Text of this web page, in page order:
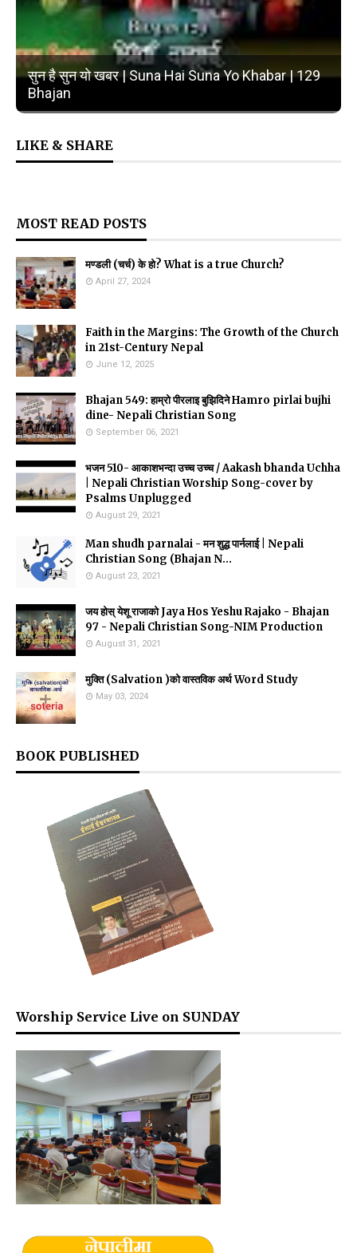
सुन है सुन यो खबर | Suna Hai Suna Yo Khabar | 129
Bhajan
LIKE & SHARE
MOST READ POSTS
मण्डली (चर्च) के हो? What is a true Church?
April 27, 2024
Faith in the Margins: The Growth of the Church
in 21st-Century Nepal
June 12, 2025
Bhajan 549: हाम्रो पीरलाइ बुझिदिने Hamro pirlai bujhi
dine- Nepali Christian Song
September 06, 2021
भजन 510- आकाशभन्दा उच्च उच्च / Aakash bhanda Uchha
| Nepali Christian Worship Song-cover by
Psalms Unplugged
August 29, 2021
Man shudh parnalai - मन शुद्ध पार्नलाई | Nepali
Christian Song (Bhajan N...
August 23, 2021
जय होस् येशू राजाको Jaya Hos Yeshu Rajako - Bhajan
97 - Nepali Christian Song-NIM Production
August 31, 2021
मुक्ति (Salvation )को वास्तविक अर्थ Word Study
May 03, 2024
BOOK PUBLISHED
Worship Service Live on SUNDAY